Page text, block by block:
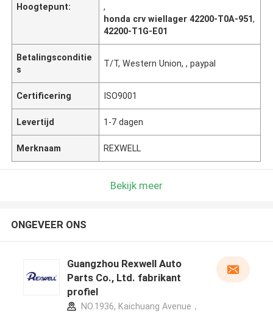
Hoogtepunt:
,
honda crv wiellager 42200-T0A-951,
42200-T1G-E01
Betalingsconditie
s
T/T, Western Union, , paypal
Certificering ISO9001
Levertijd 1-7 dagen
Merknaam REXWELL
Bekijk meer
ONGEVEER ONS
Guangzhou Rexwell Auto
Parts Co., Ltd. fabrikant
profiel
NO.1936, Kaichuang Avenue，